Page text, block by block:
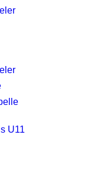
U11